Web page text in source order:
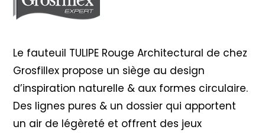
Le fauteuil TULIPE Rouge Architectural de chez
Grosfillex propose un siège au design
d’inspiration naturelle & aux formes circulaire.
Des lignes pures & un dossier qui apportent
un air de légèreté et offrent des jeux